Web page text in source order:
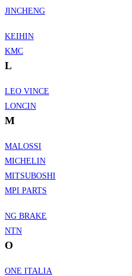
JINCHENG
KEIHIN
KMC
L
LEO VINCE
LONCIN
M
MALOSSI
MICHELIN
MITSUBOSHI
MPI PARTS
NG BRAKE
NTN
O
ONE ITALIA